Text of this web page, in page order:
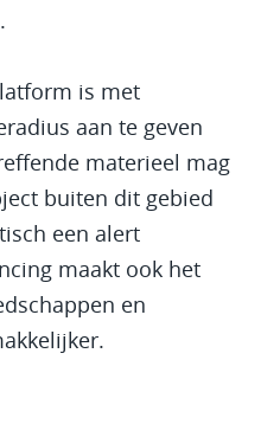
is met
aan te geven
materieel mag
buiten dit gebied
een alert
maakt ook het
en